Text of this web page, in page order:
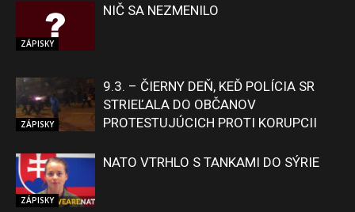
ZÁPISKY
NIČ SA NEZMENILO
ZÁPISKY
9.3. – ČIERNY DEŇ, KEĎ POLÍCIA SR
STRIEĽALA DO OBČANOV
PROTESTUJÚCICH PROTI KORUPCII
ZÁPISKY
NATO VTRHLO S TANKAMI DO SÝRIE